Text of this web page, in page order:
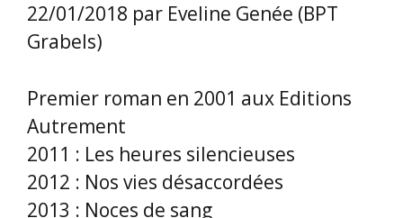
22/01/2018 par Eveline Genée (BPT
Grabels)
Premier roman en 2001 aux Editions
Autrement
2011 : Les heures silencieuses
2012 : Nos vies désaccordées
2013 : Noces de sang